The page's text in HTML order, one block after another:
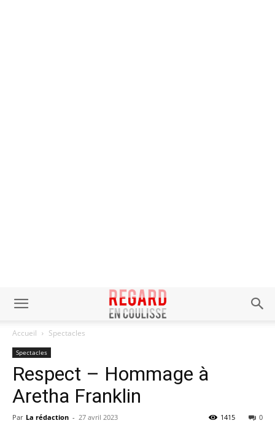
Accueil Spectacles
Spectacles
Respect – Hommage à
Aretha Franklin
Par La rédaction - 27 avril 2023 0
1415